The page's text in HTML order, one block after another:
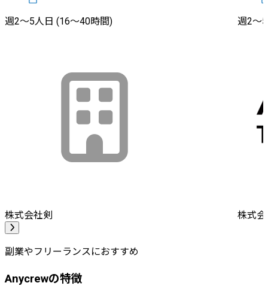
週2〜5人日 (16〜40時間)
株式会社剣
週2〜
株式会
副業やフリーランスにおすすめ
Anycrewの特徴